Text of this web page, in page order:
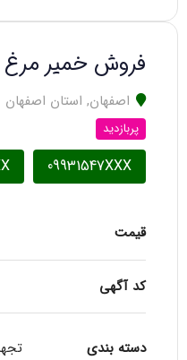
فروش خمیر مرغ
اصفهان, استان اصفهان
پربازدید
09931547XXX
قیمت
کد آگهی
دسته بندی